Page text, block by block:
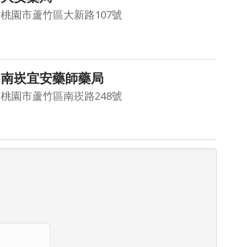
桃園市蘆竹區大新路107號
南崁宜安藥師藥局
桃園市蘆竹區南崁路248號